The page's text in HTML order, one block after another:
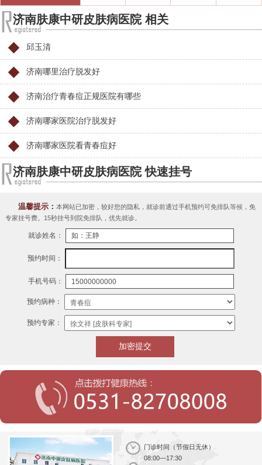
济南肤康中研皮肤病医院 相关
邱玉清
济南哪里治疗脱发好
济南治疗青春痘正规医院有哪些
济南哪家医院治疗脱发好
济南哪家医院看青春痘好
济南肤康中研皮肤病医院 快速挂号
温馨提示：本网站已加密，较好您的隐私，就诊前通过手机预约可免排队等候，免
专家挂号费。15秒挂号到院免排队，优先就诊。
就诊姓名：
预约时间：
手机号码：
预约病种：
预约专家：
门诊时间（节假日无休）
08:00—17:30